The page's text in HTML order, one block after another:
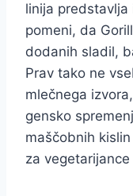
linija predstavlja
pomeni, da
dodanih sladil,
Prav tako ne
mlečnega
gensko
maščobnih
za